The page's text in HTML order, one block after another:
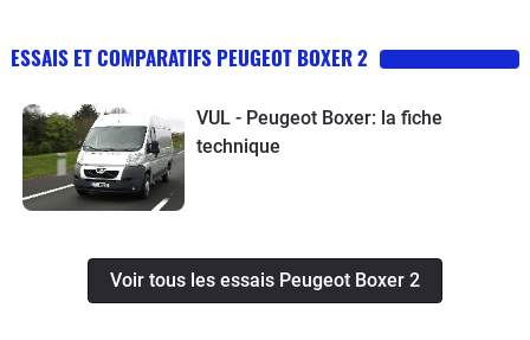
ESSAIS ET COMPARATIFS PEUGEOT BOXER 2
VUL - Peugeot Boxer: la fiche
technique
Voir tous les essais Peugeot Boxer 2